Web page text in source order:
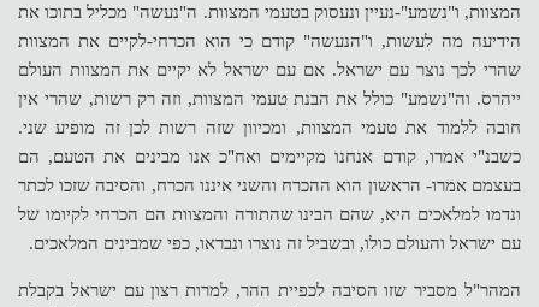
המצוות, ו"נשמע"-נעיין ונעסוק בטעמי המצוות. ה"נעשה" מכליל בתוכו את
הידיעה מה לעשות, ו"הנעשה" קודם כי הוא הכרחי-לקיים את המצוות
שהרי לכך נוצר עם ישראל. אם עם ישראל לא יקיים את המצוות העולם
ייהרס. וה"נשמע" כולל את הבנת טעמי המצוות, וזה רק רשות, שהרי אין
חובה ללמוד את טעמי המצוות, ומכיוון שזה רשות לכן זה מופיע שני.
כשבנ"י אמרו, קודם אנחנו מקיימים ואח"כ אנו מבינים את הטעם, הם
בעצמם אמרו- הראשון הוא ההכרח והשני איננו הכרח, והסיבה שזכו לכתר
ונדמו למלאכים היא, שהם הבינו שהתורה והמצוות הם הכרחי לקיומו של
עם ישראל והעולם כולו, ובשביל זה נוצרו ונבראו, כפי שמבינים המלאכים.
המהר"ל מסביר שזו הסיבה לכפיית ההר, למרות רצון עם ישראל בקבלת